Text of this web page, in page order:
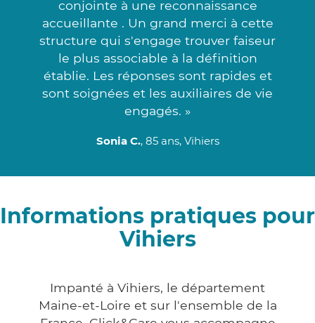
conjointe à une reconnaissance
accueillante . Un grand merci à cette
structure qui s'engage trouver faiseur
le plus associable à la définition
établie. Les réponses sont rapides et
sont soignées et les auxiliaires de vie
engagés. »
Sonia C., 85 ans, Vihiers
Informations pratiques pour
Vihiers
Impanté à Vihiers, le département
Maine-et-Loire et sur l'ensemble de la